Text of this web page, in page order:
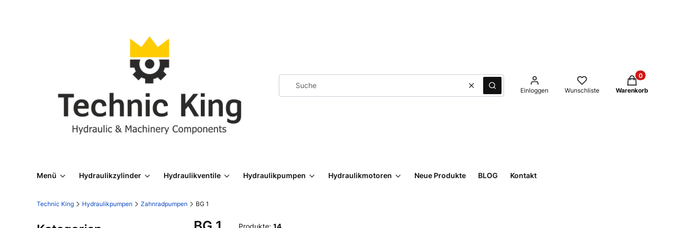
LöschenSuche Einloggen Wunschliste
Produkte im
Warenkorb
Menü Hydraulikzylinder Hydraulikventile Hydraulikpumpen Hydraulikmotoren Neue Produkte BLOG Kontakt
Technic King Hydraulikpumpen Zahnradpumpen BG 1
Produkte: 14